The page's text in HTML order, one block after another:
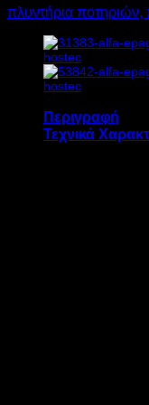
50
kW
Υ122xΒ60xΠ57cm
ποσότητα
πλυντήρια
Περιγραφή
Τεχνικά